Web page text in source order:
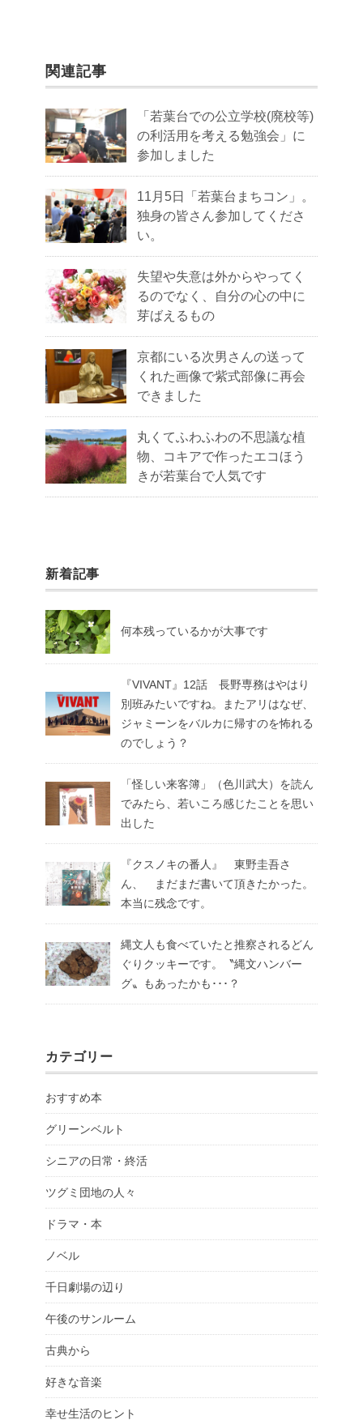
関連記事
「若葉台での公立学校(廃校等)
の利活用を考える勉強会」に
参加しました
11月5日「若葉台まちコン」。
独身の皆さん参加してくださ
い。
失望や失意は外からやってく
るのでなく、自分の心の中に
芽ばえるもの
京都にいる次男さんの送って
くれた画像で紫式部像に再会
できました
丸くてふわふわの不思議な植
物、コキアで作ったエコほう
きが若葉台で人気です
新着記事
何本残っているかが大事です
『VIVANT』12話 長野専務はやはり
別班みたいですね。またアリはなぜ、
ジャミーンをバルカに帰すのを怖れる
のでしょう？
「怪しい来客簿」（色川武大）を読ん
でみたら、若いころ感じたことを思い
出した
『クスノキの番人』 東野圭吾さ
ん、 まだまだ書いて頂きたかった。
本当に残念です。
縄文人も食べていたと推察されるどん
ぐりクッキーです。〝縄文ハンバー
グ〟もあったかも･･･？
カテゴリー
おすすめ本
グリーンベルト
シニアの日常・終活
ツグミ団地の人々
ドラマ・本
ノベル
千日劇場の辺り
午後のサンルーム
古典から
好きな音楽
幸せ生活のヒント